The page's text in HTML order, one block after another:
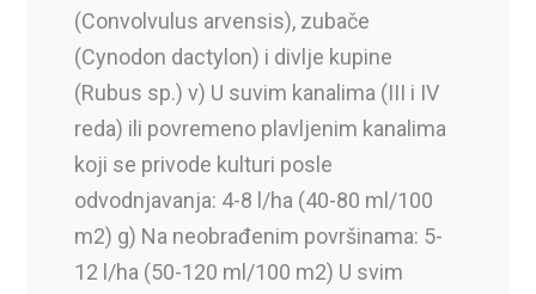
(Convolvulus arvensis), zubače
(Cynodon dactylon) i divlje kupine
(Rubus sp.) v) U suvim kanalima (III i IV
reda) ili povremeno plavljenim kanalima
koji se privode kulturi posle
odvodnjavanja: 4-8 l/ha (40-80 ml/100
m2) g) Na neobrađenim površinama: 5-
12 l/ha (50-120 ml/100 m2) U svim